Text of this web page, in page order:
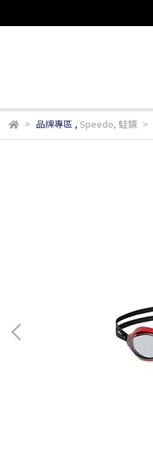
品牌專區 , Speedo, 蛙鏡